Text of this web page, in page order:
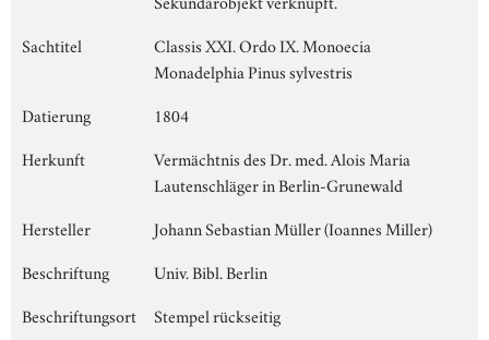
Sachtitel
Classis XXI. Ordo IX. Monoecia
Monadelphia Pinus sylvestris
Datierung
1804
Herkunft
Vermächtnis des Dr. med. Alois Maria
Lautenschläger in Berlin-Grunewald
Hersteller
Johann Sebastian Müller (Ioannes Miller)
Beschriftung
Univ. Bibl. Berlin
Beschriftungsort
Stempel rückseitig